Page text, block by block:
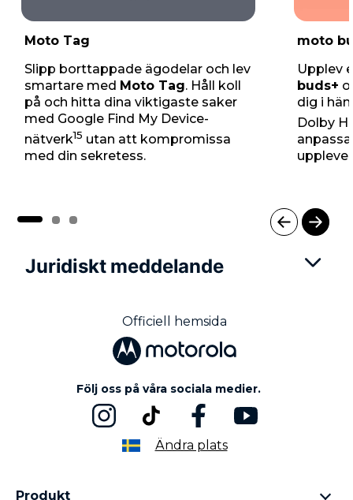
Moto Tag
Slipp borttappade ägodelar och lev
smartare med Moto Tag. Håll koll
på och hitta dina viktigaste saker
med Google Find My Device-
nätverk15 utan att kompromissa
med din sekretess.
moto
Upplev
buds+
dig i
Dolby
Juridiskt meddelande
Officiell hemsida
Följ oss på våra sociala medier.
Ändra plats
Produkt